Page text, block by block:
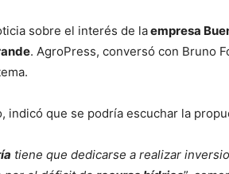
sobre el interés de laempresa
. AgroPress, conversó con Bruno
indicó que se podría escuchar la
tiene que dedicarse a realizar